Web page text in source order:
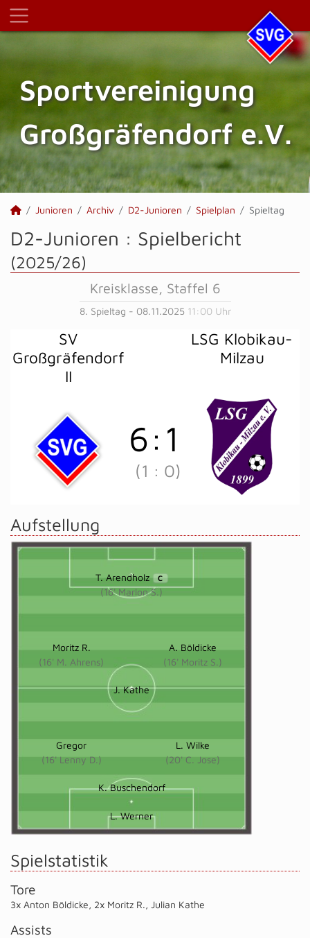
Sportvereinigung
Großgräfendorf e.V.
Junioren Archiv D2-Junioren Spielplan Spieltag
D2-Junioren : Spielbericht
(2025/26)
Kreisklasse, Staffel 6
8. Spieltag - 08.11.2025 11:00 Uhr
SV
Großgräfendorf
II
LSG Klobikau-
Milzau
6: 1
(1 : 0)
Aufstellung
T. Arendholz C
(16' Marlon S.)
Moritz R.
(16' M. Ahrens)
A. Böldicke
(16' Moritz S.)
J. Kathe
Gregor
(16' Lenny D.)
L. Wilke
(20' C. Jose)
K. Buschendorf
L. Werner
Spielstatistik
Tore
3x Anton Böldicke, 2x Moritz R., Julian Kathe
Assists